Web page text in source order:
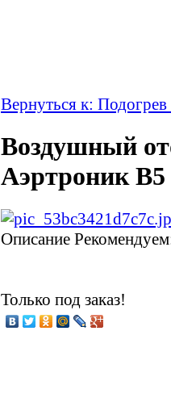
Вернуться к: Подогрев
Воздушный
Аэртроник B5
Описание
Только под заказ!